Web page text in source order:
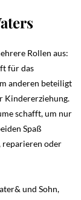
Rollen aus:
für das
anderen beteiligt
Kindererziehung.
schafft, um nur
Spaß
reparieren oder
und Sohn,